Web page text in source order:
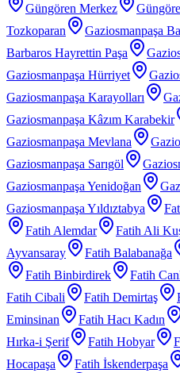
Güngören Merkez
Tozkoparan
Gaziosmanpaşa
Barbaros Hayrettin Paşa
Gaziosmanpaşa Hürriyet
Gaziosmanpaşa Karayolları
Gaziosmanpaşa Kâzım Karabekir
Gaziosmanpaşa Mevlana
Gaziosmanpaşa Sarıgöl
Gaziosmanpaşa Yenidoğan
Gaziosmanpaşa Yıldıztabya
Fatih Alemdar
Fatih Ali
Ayvansaray
Fatih Balabanağa
Fatih Binbirdirek
Fatih
Fatih Cibali
Fatih Demirtaş
Eminsinan
Fatih Hacı Kadın
Hırka-i Şerif
Fatih Hobyar
Hocapaşa
Fatih İskenderpaşa